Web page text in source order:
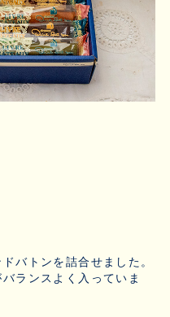
バトンを詰合せました。
ランスよく入っていま